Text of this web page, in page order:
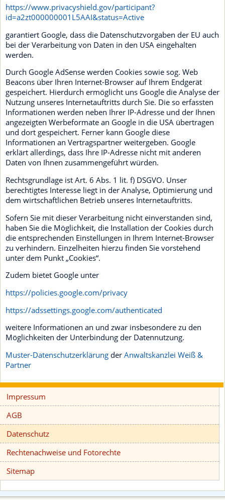
https://www.privacyshield.gov/participant?
id=a2zt000000001L5AAI&status=Active
garantiert Google, dass die Datenschutzvorgaben der EU auch
bei der Verarbeitung von Daten in den USA eingehalten
werden.
Durch Google AdSense werden Cookies sowie sog. Web
Beacons über Ihren Internet-Browser auf Ihrem Endgerät
gespeichert. Hierdurch ermöglicht uns Google die Analyse der
Nutzung unseres Internetauftritts durch Sie. Die so erfassten
Informationen werden neben Ihrer IP-Adresse und der Ihnen
angezeigten Werbeformate an Google in die USA übertragen
und dort gespeichert. Ferner kann Google diese
Informationen an Vertragspartner weitergeben. Google
erklärt allerdings, dass Ihre IP-Adresse nicht mit anderen
Daten von Ihnen zusammengeführt würden.
Rechtsgrundlage ist Art. 6 Abs. 1 lit. f) DSGVO. Unser
berechtigtes Interesse liegt in der Analyse, Optimierung und
dem wirtschaftlichen Betrieb unseres Internetauftritts.
Sofern Sie mit dieser Verarbeitung nicht einverstanden sind,
haben Sie die Möglichkeit, die Installation der Cookies durch
die entsprechenden Einstellungen in Ihrem Internet-Browser
zu verhindern. Einzelheiten hierzu finden Sie vorstehend
unter dem Punkt „Cookies“.
Zudem bietet Google unter
https://policies.google.com/privacy
https://adssettings.google.com/authenticated
weitere Informationen an und zwar insbesondere zu den
Möglichkeiten der Unterbindung der Datennutzung.
Muster-Datenschutzerklärung der Anwaltskanzlei Weiß &
Partner
Impressum
AGB
Datenschutz
Rechtenachweise und Fotorechte
Sitemap